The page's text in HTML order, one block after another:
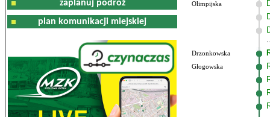
zaplanuj podróż
plan komunikacji miejskiej
Olimpijska
Drzonkowska
Głogowska